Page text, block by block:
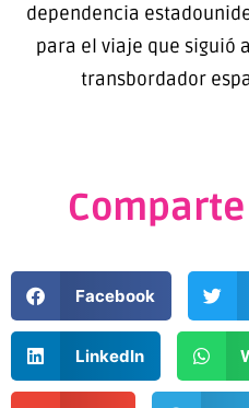
dependencia
para el viaje que siguió
transbordador
Facebook
LinkedIn